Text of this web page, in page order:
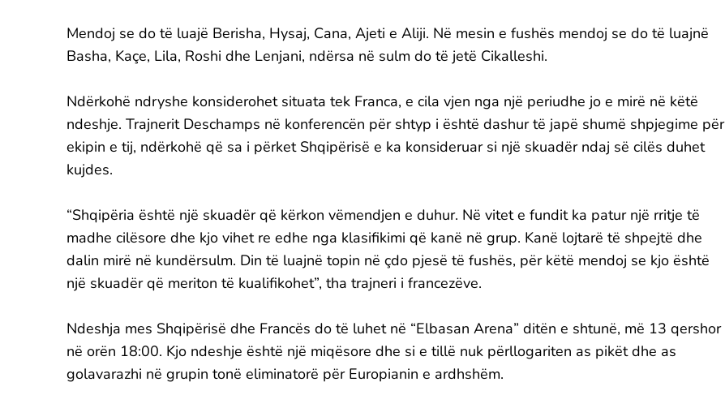
Mendoj se do të luajë Berisha, Hysaj, Cana, Ajeti e Aliji. Në mesin e fushës mendoj se do të luajnë
Basha, Kaçe, Lila, Roshi dhe Lenjani, ndërsa në sulm do të jetë Cikalleshi.
Ndërkohë ndryshe konsiderohet situata tek Franca, e cila vjen nga një periudhe jo e mirë në këtë
ndeshje. Trajnerit Deschamps në konferencën për shtyp i është dashur të japë shumë shpjegime për
ekipin e tij, ndërkohë që sa i përket Shqipërisë e ka konsideruar si një skuadër ndaj së cilës duhet
kujdes.
“Shqipëria është një skuadër që kërkon vëmendjen e duhur. Në vitet e fundit ka patur një rritje të
madhe cilësore dhe kjo vihet re edhe nga klasifikimi që kanë në grup. Kanë lojtarë të shpejtë dhe
dalin mirë në kundërsulm. Din të luajnë topin në çdo pjesë të fushës, për këtë mendoj se kjo është
një skuadër që meriton të kualifikohet”, tha trajneri i francezëve.
Ndeshja mes Shqipërisë dhe Francës do të luhet në “Elbasan Arena” ditën e shtunë, më 13 qershor
në orën 18:00. Kjo ndeshje është një miqësore dhe si e tillë nuk përllogariten as pikët dhe as
golavarazhi në grupin tonë eliminatorë për Europianin e ardhshëm.